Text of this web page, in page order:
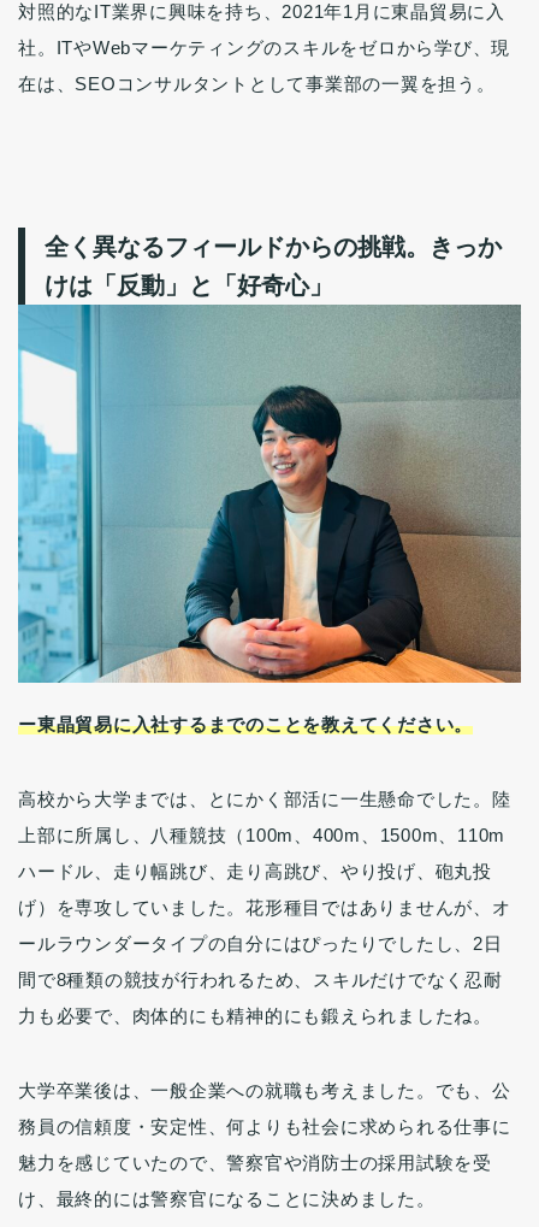
対照的なIT業界に興味を持ち、2021年1月に東晶貿易に入
社。ITやWebマーケティングのスキルをゼロから学び、現
在は、SEOコンサルタントとして事業部の一翼を担う。
全く異なるフィールドからの挑戦。きっか
けは「反動」と「好奇心」
ー東晶貿易に入社するまでのことを教えてください。
高校から大学までは、とにかく部活に一生懸命でした。陸
上部に所属し、八種競技（100m、400m、1500m、110m
ハードル、走り幅跳び、走り高跳び、やり投げ、砲丸投
げ）を専攻していました。花形種目ではありませんが、オ
ールラウンダータイプの自分にはぴったりでしたし、2日
間で8種類の競技が行われるため、スキルだけでなく忍耐
力も必要で、肉体的にも精神的にも鍛えられましたね。
大学卒業後は、一般企業への就職も考えました。でも、公
務員の信頼度・安定性、何よりも社会に求められる仕事に
魅力を感じていたので、警察官や消防士の採用試験を受
け、最終的には警察官になることに決めました。